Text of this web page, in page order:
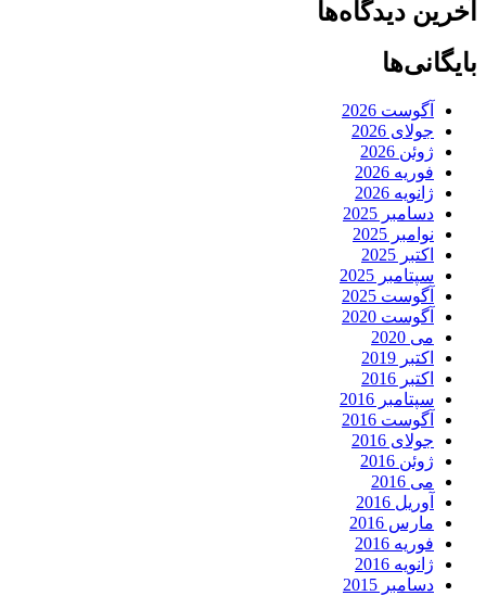
آخرین دیدگاه‌ها
بایگانی‌ها
آگوست 2026
جولای 2026
ژوئن 2026
فوریه 2026
ژانویه 2026
دسامبر 2025
نوامبر 2025
اکتبر 2025
سپتامبر 2025
آگوست 2025
آگوست 2020
می 2020
اکتبر 2019
اکتبر 2016
سپتامبر 2016
آگوست 2016
جولای 2016
ژوئن 2016
می 2016
آوریل 2016
مارس 2016
فوریه 2016
ژانویه 2016
دسامبر 2015